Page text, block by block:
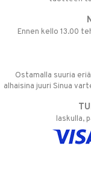
Ennen kello 13.00
Ostamalla suuria
alhaisina juuri Sinua
laskulla,